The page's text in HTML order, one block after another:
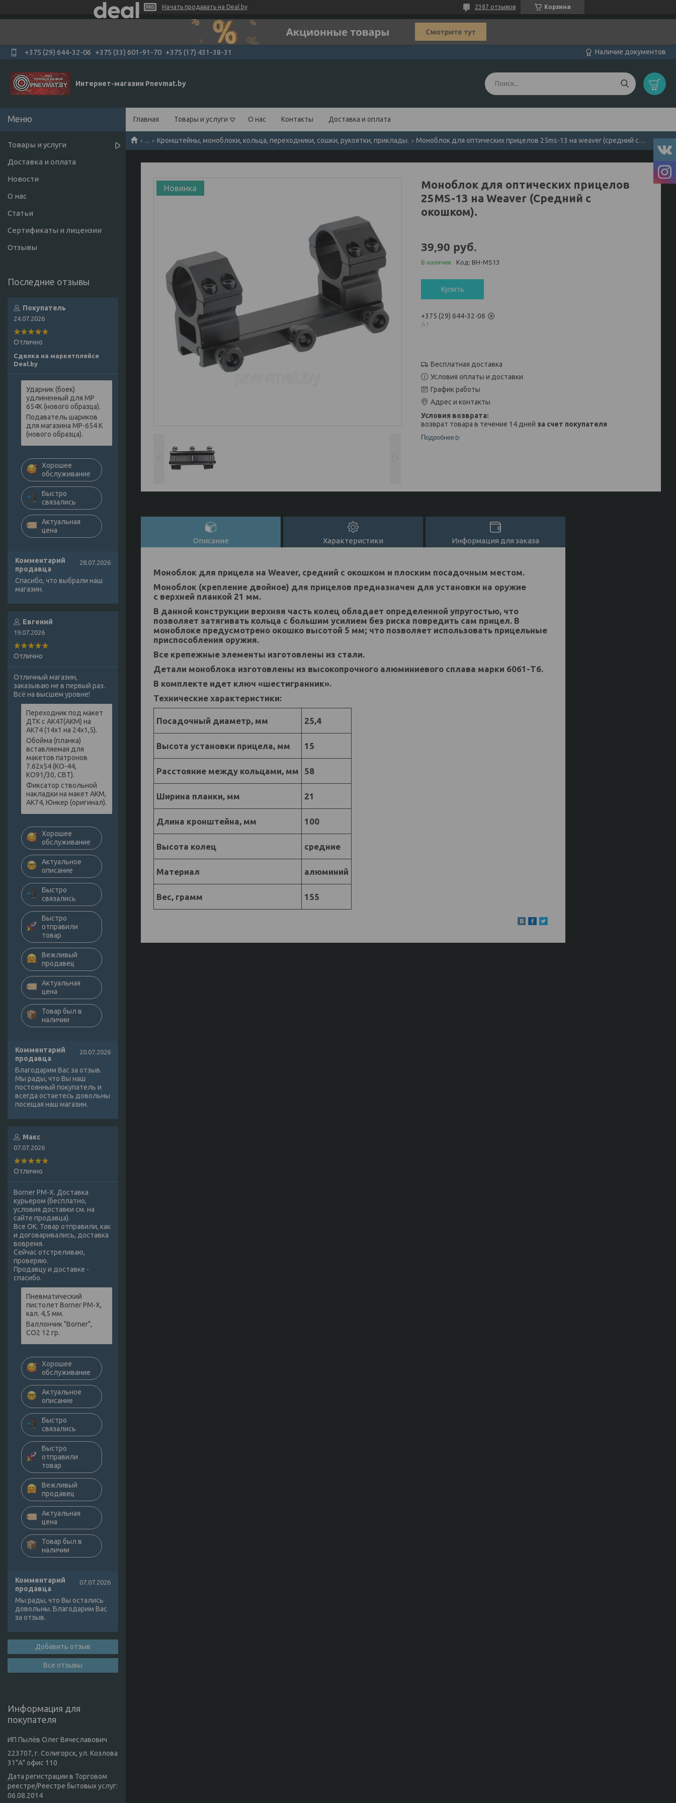
Начать продавать на Deal.by Корзина
2387 отзывов
+375 (29) 644-32-06 +375 (33) 601-91-70 +375 (17) 431-38-31 Наличие документов
Интернет-магазин Pnevmat.by
Главная Товары и услуги О нас Контакты Доставка и оплата
... Кронштейны, моноблоки, кольца, переходники, сошки, рукоятки, приклады. Моноблок для оптических прицелов 25ms-13 на weaver (средний с окошком).
Новинка
Моноблок для оптических прицелов
25MS-13 на Weaver (Средний с
окошком).
39,90 руб.
В наличии Код: BH-MS13
Купить
+375 (29) 644-32-06
А1
Бесплатная доставка
Условия оплаты и доставки
График работы
Адрес и контакты
возврат товара в течение 14 дней за счет покупателя
Подробнее
Описание Характеристики Информация для заказа
Моноблок для прицела на Weaver, средний с окошком и плоским посадочным местом.
Моноблок (крепление двойное) для прицелов предназначен для установки на оружие
с верхней планкой 21 мм.
В данной конструкции верхняя часть колец обладает определенной упругостью, что
позволяет затягивать кольца с большим усилием без риска повредить сам прицел. В
моноблоке предусмотрено окошко высотой 5 мм; что позволяет использовать прицельные
приспособления оружия.
Все крепежные элементы изготовлены из стали.
Детали моноблока изготовлены из высокопрочного алюминиевого сплава марки 6061-Т6.
В комплекте идет ключ «шестигранник».
Технические характеристики:
Посадочный диаметр, мм 25,4
Высота установки прицела, мм 15
Расстояние между кольцами, мм 58
Ширина планки, мм 21
Длина кронштейна, мм 100
Высота колец средние
Материал алюминий
Вес, грамм 155
Товары и услуги
Доставка и оплата
Новости
О нас
Статьи
Сертификаты и лицензии
Отзывы
Покупатель
24.07.2026
Отлично
Сделка на маркетплейсе
Deal.by
Ударник (боек)
удлиненный для МР
654К (нового образца).
Подаватель шариков
для магазина МР-654 К
(нового образца).
Хорошее
обслуживание
Быстро
связались
Актуальная
цена
Комментарий
продавца
28.07.2026
Спасибо, что выбрали наш
магазин.
Евгений
19.07.2026
Отлично
Отличный магазин,
заказываю не в первый раз.
Всё на высшем уровне!
Переходник под макет
ДТК с АК47(АКМ) на
АК74 (14х1 на 24х1,5).
Обойма (планка)
вставляемая для
макетов патронов
7.62х54 (КО-44,
КО91/30, СВТ).
Фиксатор ствольной
накладки на макет АКМ,
АК74, Юнкер (оригинал).
Хорошее
обслуживание
Актуальное
описание
Быстро
связались
Быстро
отправили
товар
Вежливый
продавец
Актуальная
цена
Товар был в
наличии
Комментарий
продавца
20.07.2026
Благодарим Вас за отзыв.
Мы рады, что Вы наш
постоянный покупатель и
всегда остаетесь довольны
посещая наш магазин.
Макс
07.07.2026
Отлично
Borner PM-X. Доставка
курьером (бесплатно,
условия доставки см. на
сайте продавца).
Все ОК. Товар отправили, как
и договаривались, доставка
вовремя.
Сейчас отстреливаю,
проверяю.
Продавцу и доставке -
спасибо.
Пневматический
пистолет Borner PM-X,
кал. 4,5 мм.
Баллончик "Borner",
СО2 12 гр.
Хорошее
обслуживание
Актуальное
описание
Быстро
связались
Быстро
отправили
товар
Вежливый
продавец
Актуальная
цена
Товар был в
наличии
Комментарий
продавца
07.07.2026
Мы рады, что Вы остались
довольны. Благодарим Вас
за отзыв.
Добавить отзыв
Все отзывы
Информация для
покупателя
ИП Пылёв Олег Вячеславович
223707, г. Солигорск, ул. Козлова
31"А" офис 110
Дата регистрации в Торговом
реестре/Реестре бытовых услуг:
06.08.2014